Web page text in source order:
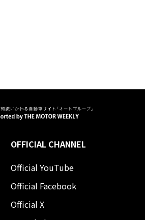
OFFICIAL CHANNEL
Official YouTube
Official Facebook
Official X